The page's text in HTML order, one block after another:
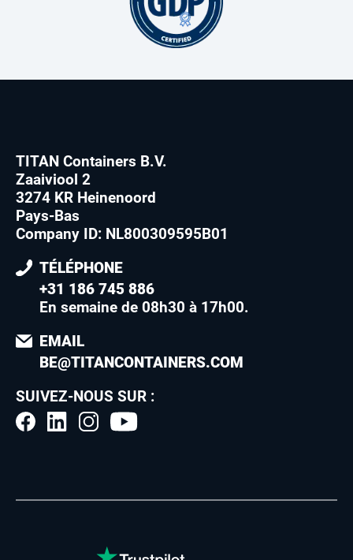
TITAN Containers B.V.
Zaaiviool 2
3274 KR Heinenoord
Pays-Bas
Company ID: NL800309595B01
TÉLÉPHONE
+31 186 745 886
En semaine de 08h30 à 17h00.
EMAIL
BE@TITANCONTAINERS.COM
SUIVEZ-NOUS SUR :